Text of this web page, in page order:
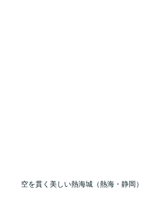
空を貫く美しい熱海城（熱海・静岡）